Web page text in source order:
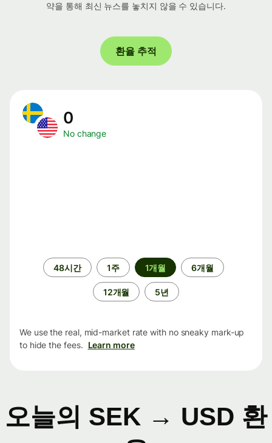
약을 통해 최신 뉴스를 놓치지 않을 수 있습니다.
환율 추적
0
No change
48시간 1주 1개월 6개월
12개월 5년
We use the real, mid-market rate with no sneaky mark-up
to hide the fees. Learn more
오늘의 SEK → USD 환